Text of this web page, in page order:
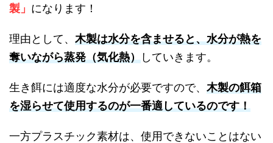
製」 になります！
理由として、 木製は水分を含ませると、水分が熱を
奪いながら蒸発（気化熱）していきます。
生き餌には適度な水分が必要ですので、 木製の餌箱
を湿らせて使用するのが一番適しているのです！
一方プラスチック素材は、使用できないことはない